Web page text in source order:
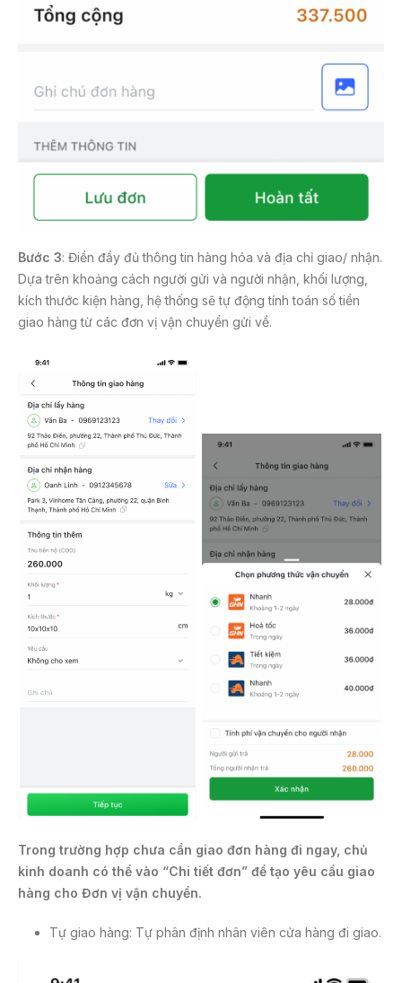
Bước 3: Điền đầy đủ thông tin hàng hóa và địa chỉ giao/ nhận.
Dựa trên khoảng cách người gửi và người nhận, khối lượng,
kích thước kiện hàng, hệ thống sẽ tự động tính toán số tiền
giao hàng từ các đơn vị vận chuyển gửi về.
Trong trường hợp chưa cần giao đơn hàng đi ngay, chủ
kinh doanh có thể vào “Chi tiết đơn” để tạo yêu cầu giao
hàng cho Đơn vị vận chuyển.
Tự giao hàng: Tự phân định nhân viên cửa hàng đi giao.